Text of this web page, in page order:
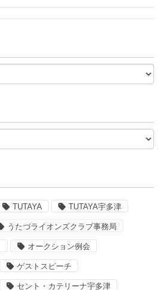
TUTAYA TUTAYA宇多津
うたづライオンズクラブ事務局
オークション例会
ゲストスピーチ
セント・カテリーナ宇多津